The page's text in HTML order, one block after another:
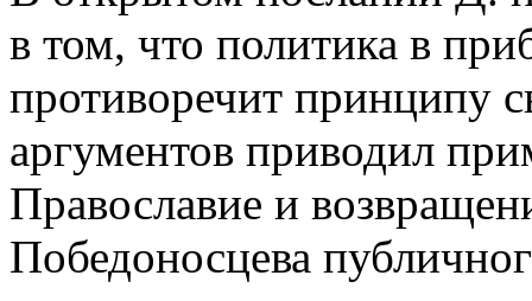
в том, что политика в
противоречит принципу
аргументов приводил
Православие и
Победоносцева